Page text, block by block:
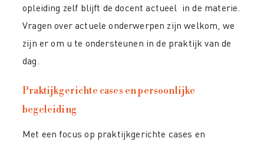
opleiding zelf blijft de docent actueel in de materie.
Vragen over actuele onderwerpen zijn welkom, we
zijn er om u te ondersteunen in de praktijk van de
dag.
Praktijkgerichte cases en persoonlijke
begeleiding
Met een focus op praktijkgerichte cases en